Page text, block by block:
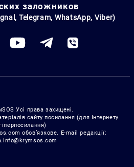
заложников
Telegram, WhatsApp, Viber)
Усі права захищені.
сайту посилання (для Інтернету
обов’язкове. E-mail редакції: